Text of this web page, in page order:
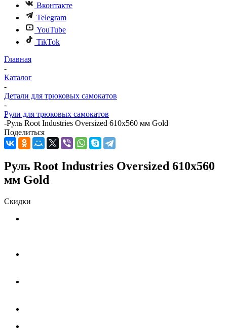
Вконтакте
Telegram
YouTube
TikTok
Главная
-
Каталог
-
Детали для трюковых самокатов
-
Рули для трюковых самокатов
-Руль Root Industries Oversized 610x560 мм Gold
Поделиться
Руль Root Industries Oversized 610x560
мм Gold
Скидки